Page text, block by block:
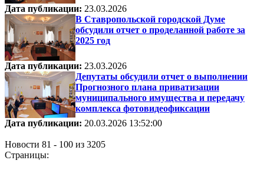
Дата публикации: 23.03.2026
В Ставропольской городской Думе
обсудили отчет о проделанной работе за
2025 год
Дата публикации: 23.03.2026
Депутаты обсудили отчет о выполнении
Прогнозного плана приватизации
муниципального имущества и передачу
комплекса фотовидеофиксации
Дата публикации: 20.03.2026 13:52:00
Новости 81 - 100 из 3205
Страницы: